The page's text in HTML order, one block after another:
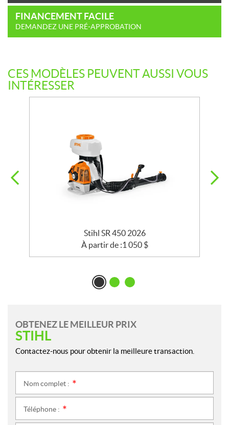
FINANCEMENT FACILE
DEMANDEZ UNE PRÉ-APPROBATION
CES MODÈLES PEUVENT AUSSI VOUS
INTÉRESSER
Stihl SR 450 2026
À partir de :1 050 $
OBTENEZ LE MEILLEUR PRIX
STIHL
Contactez-nous pour obtenir la meilleure transaction.
Nom complet :
Téléphone :